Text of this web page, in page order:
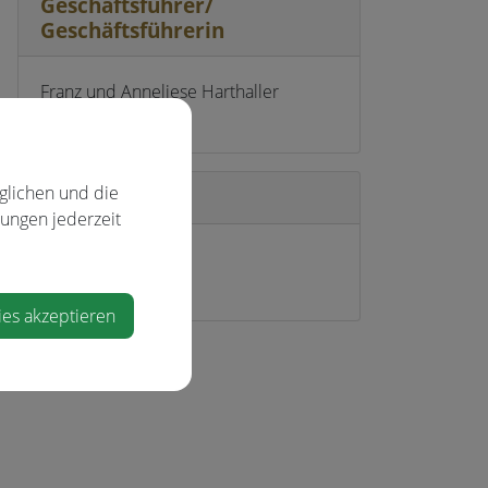
Geschäftsführerin
Franz und Anneliese Harthaller
Standort
und die
jederzeit
akzeptieren